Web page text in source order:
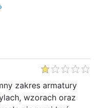
zakres armatury
wzorach oraz